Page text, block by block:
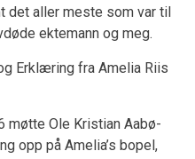
det aller meste som var til
ektemann og meg.
Erklæring fra Amelia Riis
møtte Ole Kristian Aabø-
opp på Amelia’s bopel,